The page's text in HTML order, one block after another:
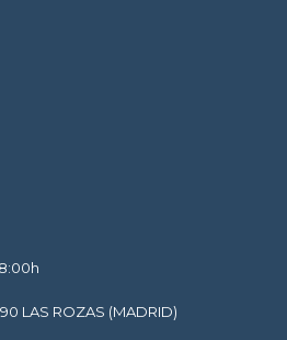
LAS ROZAS (MADRID)